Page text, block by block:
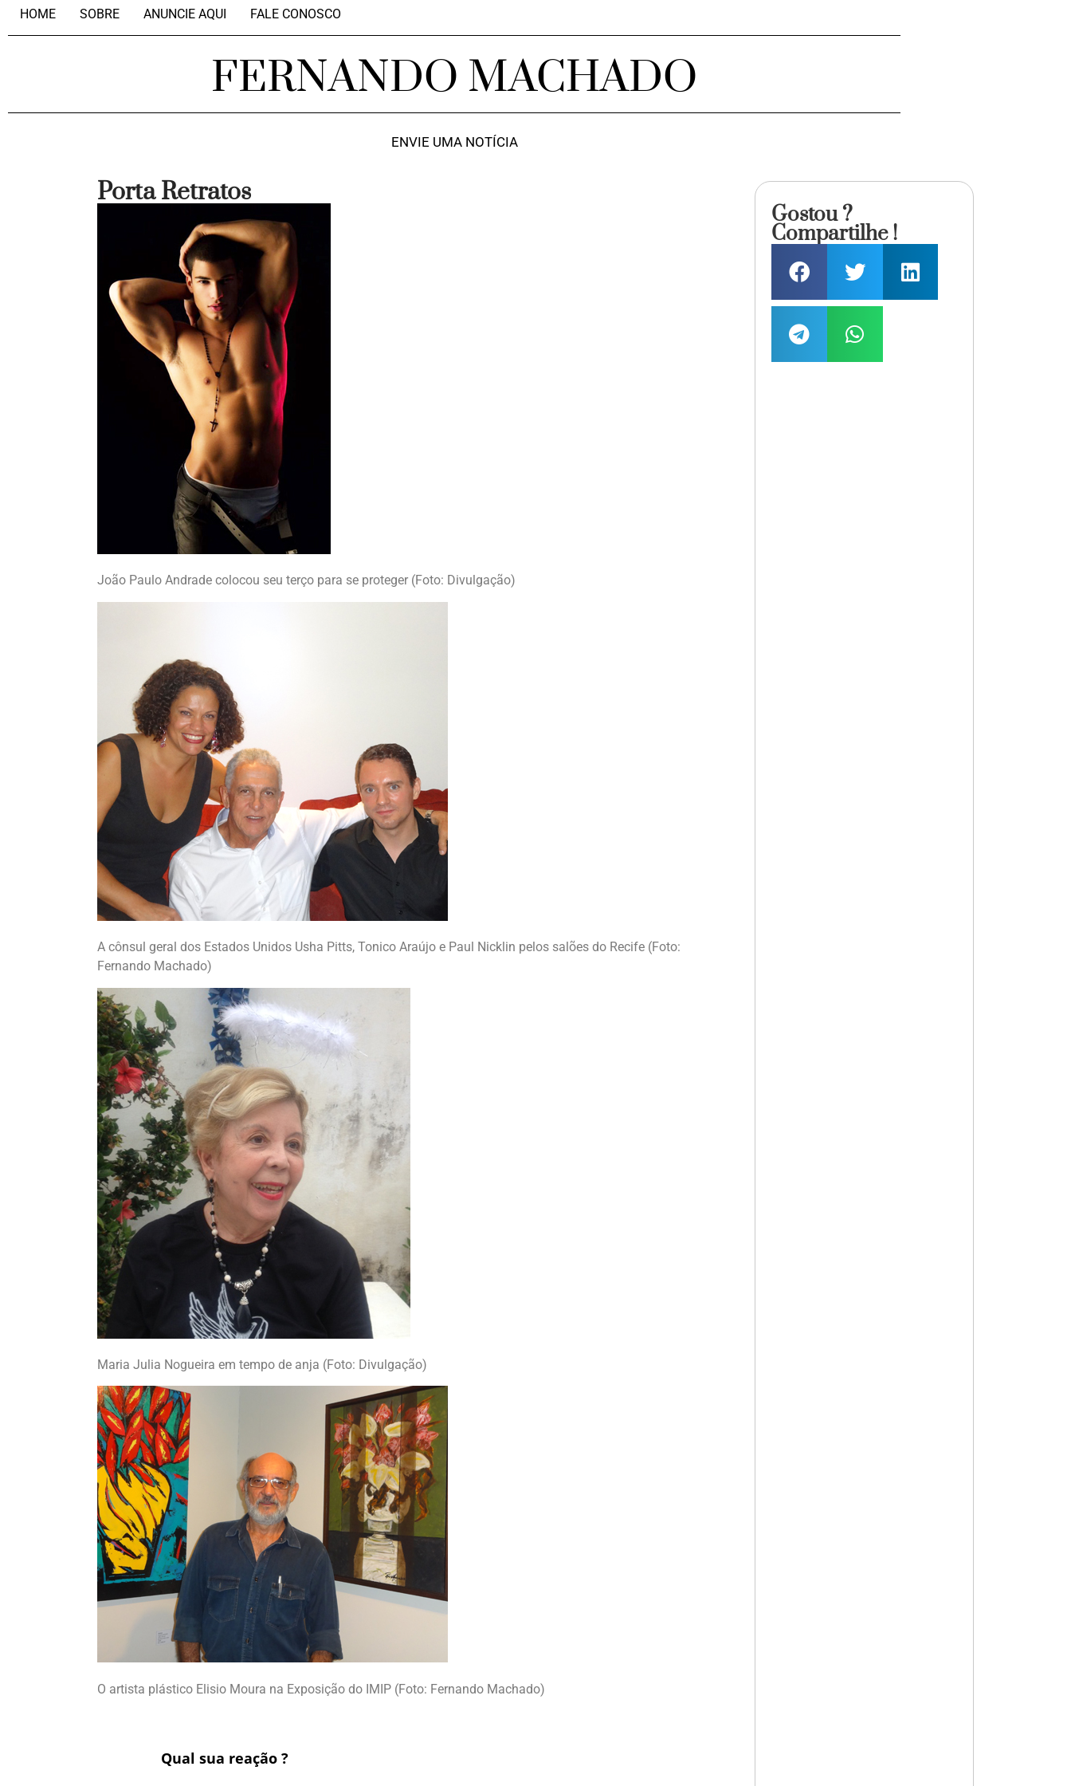
HOME SOBRE ANUNCIE AQUI FALE CONOSCO
FERNANDO MACHADO
ENVIE UMA NOTÍCIA
Porta Retratos
João Paulo Andrade colocou seu terço para se proteger (Foto: Divulgação)
A cônsul geral dos Estados Unidos Usha Pitts, Tonico Araújo e Paul Nicklin pelos salões do Recife (Foto:
Fernando Machado)
Maria Julia Nogueira em tempo de anja (Foto: Divulgação)
O artista plástico Elisio Moura na Exposição do IMIP (Foto: Fernando Machado)
Qual sua reação ?
Gostou ?
Compartilhe !